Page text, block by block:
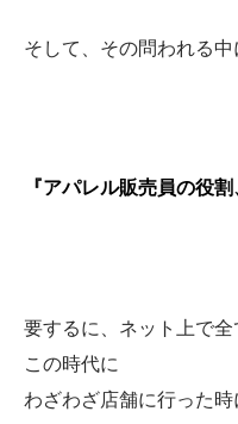
そして、その問われる
『アパレル販売員の役割
要するに、ネット上で
この時代に
わざわざ店舗に行った